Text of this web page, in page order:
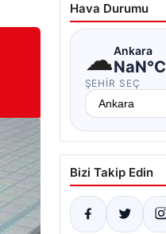
Hava Durumu
☁Ankara
NaN°C
ŞEHIR SEÇ
Bizi Takip Edin